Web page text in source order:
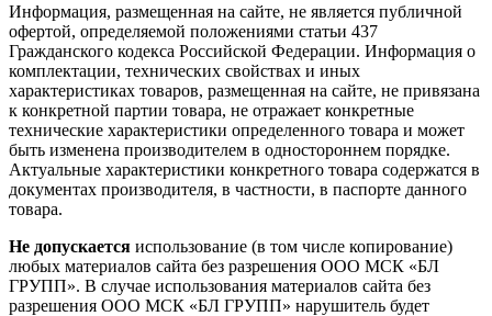
Информация, размещенная на сайте, не является публичной
офертой, определяемой положениями статьи 437
Гражданского кодекса Российской Федерации. Информация о
комплектации, технических свойствах и иных
характеристиках товаров, размещенная на сайте, не привязана
к конкретной партии товара, не отражает конкретные
технические характеристики определенного товара и может
быть изменена производителем в одностороннем порядке.
Актуальные характеристики конкретного товара содержатся в
документах производителя, в частности, в паспорте данного
товара.
Не допускается использование (в том числе копирование)
любых материалов сайта без разрешения ООО МСК «БЛ
ГРУПП». В случае использования материалов сайта без
разрешения ООО МСК «БЛ ГРУПП» нарушитель будет